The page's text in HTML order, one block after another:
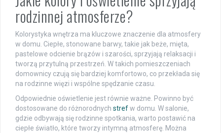
rodzinnej atmosferze?
Kolorystyka wnętrza ma kluczowe znaczenie dla atmosfery
w domu. Ciepłe, stonowane barwy, takie jak beże, mięta,
pastelowe odcienie brązów i szarości, sprzyjają relaksacji i
tworzą przytulną przestrzeń. W takich pomieszczeniach
domownicy czują się bardziej komfortowo, co przekłada się
na rodzinne więzi i wspólne spędzanie czasu.
Odpowiednie oświetlenie jest równie ważne. Powinno być
dostosowane do różnorodnych strefw domu. W salonie,
gdzie odbywają się rodzinne spotkania, warto postawić na
ciepłe światło, które tworzy intymną atmosferę. Można